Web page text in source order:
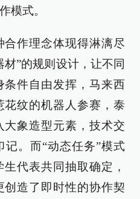
模式。
作理念体现得淋漓尽
”的规则设计，让不同
条件自由发挥，马来西
花纹的机器人参赛，泰
大象造型元素，技术交
。而“动态任务”模式
代表共同抽取确定，
创造了即时性的协作契